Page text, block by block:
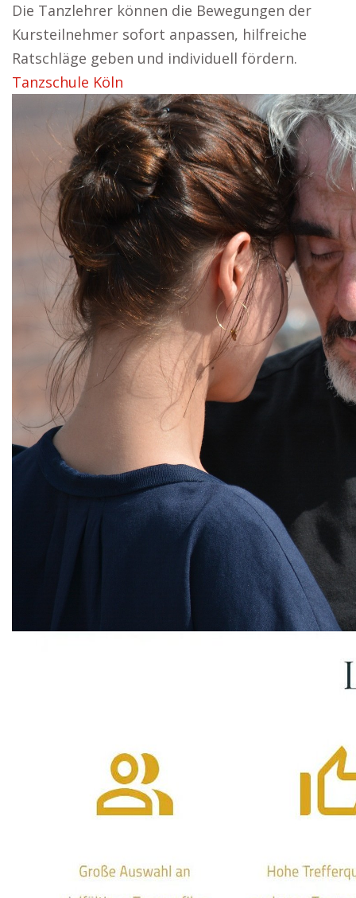
Die Tanzlehrer können die Bewegungen der
Kursteilnehmer sofort anpassen, hilfreiche
Ratschläge geben und individuell fördern.
Tanzschule Köln